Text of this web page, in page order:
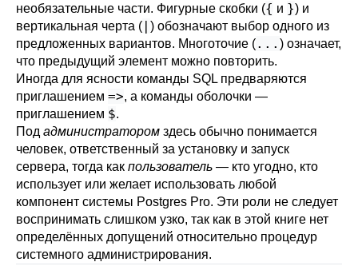
необязательные части. Фигурные скобки ({ и }) и
вертикальная черта ( | ) обозначают выбор одного из
предложенных вариантов. Многоточие (... ) означает,
что предыдущий элемент можно повторить.
Иногда для ясности команды SQL предваряются
приглашением =>, а команды оболочки —
приглашением $.
Под администратором здесь обычно понимается
человек, ответственный за установку и запуск
сервера, тогда как пользователь — кто угодно, кто
использует или желает использовать любой
компонент системы Postgres Pro. Эти роли не следует
воспринимать слишком узко, так как в этой книге нет
определённых допущений относительно процедур
системного администрирования.